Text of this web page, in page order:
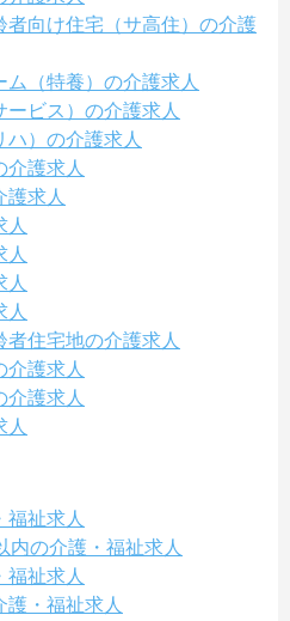
者向け住宅（サ高住）の介護
（特養）の介護求人
ビス）の介護求人
）の介護求人
介護求人
護求人
人
人
人
人
住宅地の介護求人
介護求人
介護求人
人
福祉求人
内の介護・福祉求人
福祉求人
・福祉求人